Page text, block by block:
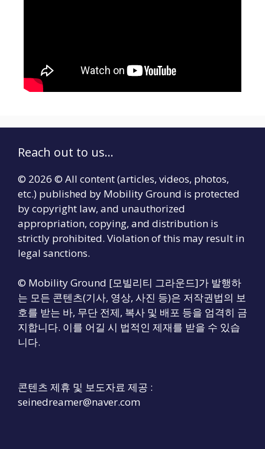
Reach out to us...
© 2026 © All content (articles, videos, photos,
etc.) published by Mobility Ground is protected
by copyright law, and unauthorized
appropriation, copying, and distribution is
strictly prohibited. Violation of this may result in
legal sanctions.
© Mobility Ground [모빌리티 그라운드]가 발행하
는 모든 콘텐츠(기사, 영상, 사진 등)은 저작권법의 보
호를 받는 바, 무단 전제, 복사 및 배포 등을 엄격히 금
지합니다. 이를 어길 시 법적인 제재를 받을 수 있습
니다.
콘텐츠 제휴 및 보도자료 제공 :
seinedreamer@naver.com